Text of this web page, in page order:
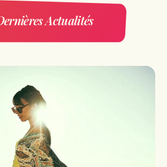
Actualités